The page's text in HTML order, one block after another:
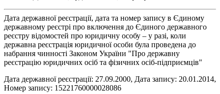
Дата державної реєстрації, дата та номер запису в Єдиному
державному реєстрі про включення до Єдиного державного
реєстру відомостей про юридичну особу – у разі, коли
державна реєстрація юридичної особи була проведена до
набрання чинності Законом України "Про державну
реєстрацію юридичних осіб та фізичних осіб-підприємців"
Дата державної реєстрації: 27.09.2000, Дата запису: 20.01.2014,
Номер запису: 15221760000028086